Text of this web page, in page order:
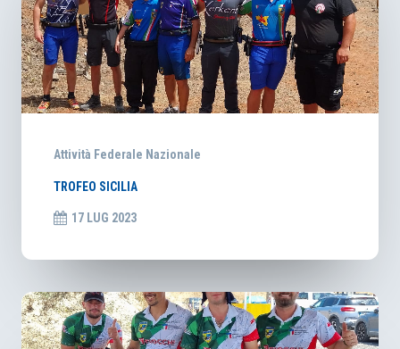
Attività Federale Nazionale
TROFEO SICILIA
17 LUG 2023